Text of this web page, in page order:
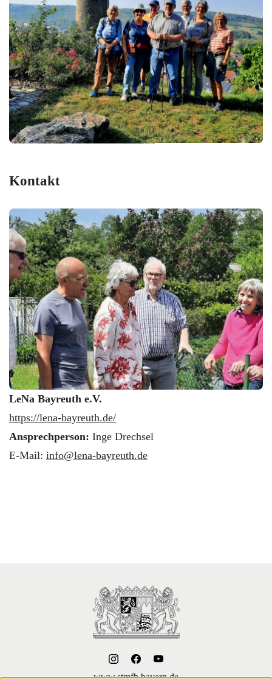
Kontakt
LeNa Bayreuth e.V.
https://lena-bayreuth.de/
Ansprechperson: Inge Drechsel
E-Mail: info@lena-bayreuth.de
www.stmfh.bayern.de